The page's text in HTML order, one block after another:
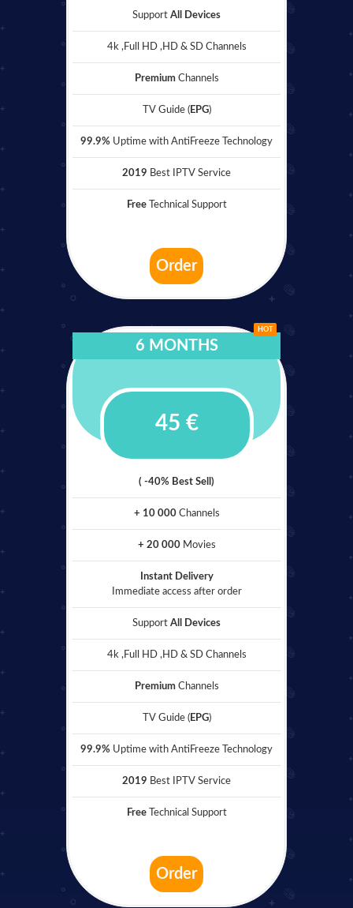
Support All Devices
4k ,Full HD ,HD & SD Channels
PremiumChannels
TV Guide (EPG)
99.9% Uptime with AntiFreeze Technology
2019 Best IPTV Service
FreeTechnical Support
Order
HOT
6 MONTHS
45 €
( -40% Best Sell)
+ 10 000 Channels
+ 20 000 Movies
Instant Delivery
Immediate access after order
Support All Devices
4k ,Full HD ,HD & SD Channels
PremiumChannels
TV Guide (EPG)
99.9% Uptime with AntiFreeze Technology
2019 Best IPTV Service
FreeTechnical Support
Order